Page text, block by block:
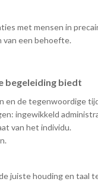
met mensen in
van een behoefte.
begeleiding biedt
en de tegenwoordige
ingewikkeld
van het individu.
juiste houding en taal